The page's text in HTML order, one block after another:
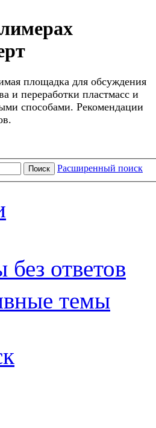
площадка для обсуждения
и переработки пластмасс и
способами. Рекомендации
Поиск Расширенный поиск
ответов
темы